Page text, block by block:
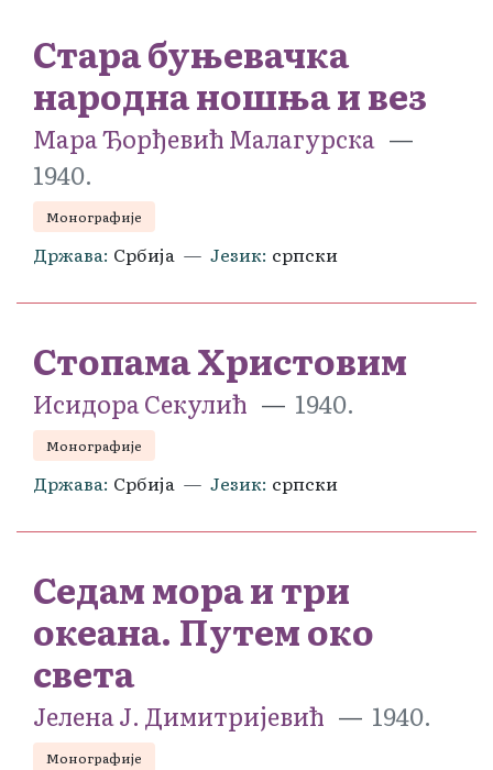
Стара буњевачка
народна ношња и вез
Мара Ђорђевић Малагурска
1940.
Монографије
Држава Србија Језик српски
Стопама Христовим
Исидора Секулић 1940.
Монографије
Држава Србија Језик српски
Седам мора и три
океана. Путем око
света
Јелена Ј. Димитријевић 1940.
Монографије